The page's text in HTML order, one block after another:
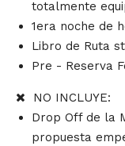
totalmente
1era noche de
Libro de Ruta
Pre - Reserva
NO INCLUYE:
Drop Off de la
propuesta